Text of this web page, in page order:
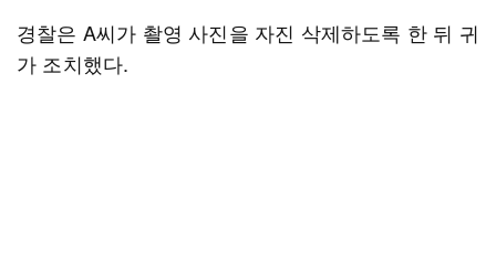
경찰은 A씨가 촬영 사진을 자진 삭제하도록 한 뒤 귀
가 조치했다.